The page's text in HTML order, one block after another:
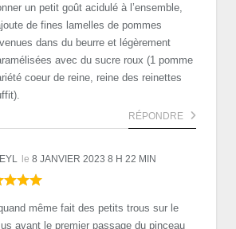
un petit goût acidulé à l’ensemble,
de fines lamelles de pommes
dans du beurre et légèrement
avec du sucre roux (1 pomme
coeur de reine, reine des reinettes
RÉPONDRE
le 8 JANVIER 2023 8 H 22 MIN
même fait des petits trous sur le
avant le premier passage du pinceau